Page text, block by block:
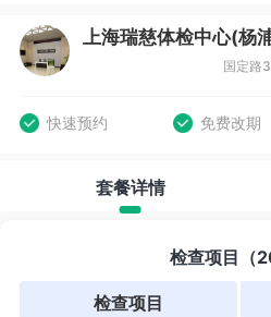
上海瑞慈体检中心(杨
快速预约 免费改期
套餐详情
检查项目（
检查项目